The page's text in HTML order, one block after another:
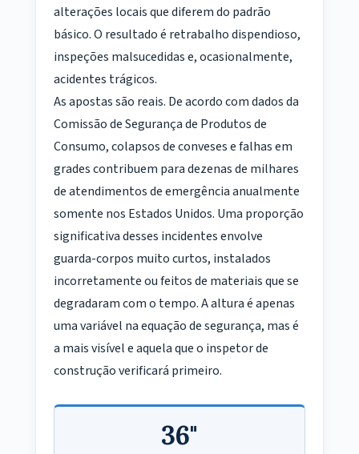
alterações locais que diferem do padrão
básico. O resultado é retrabalho dispendioso,
inspeções malsucedidas e, ocasionalmente,
acidentes trágicos.
As apostas são reais. De acordo com dados da
Comissão de Segurança de Produtos de
Consumo, colapsos de conveses e falhas em
grades contribuem para dezenas de milhares
de atendimentos de emergência anualmente
somente nos Estados Unidos. Uma proporção
significativa desses incidentes envolve
guarda-corpos muito curtos, instalados
incorretamente ou feitos de materiais que se
degradaram com o tempo. A altura é apenas
uma variável na equação de segurança, mas é
a mais visível e aquela que o inspetor de
construção verificará primeiro.
36"